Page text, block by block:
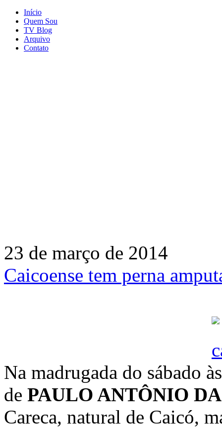
Início
Quem Sou
TV Blog
Arquivo
Contato
23 de março de 2014
Caicoense tem perna
Na madrugada do sábado
de PAULO ANTÔNIO
Careca, natural de Caicó,